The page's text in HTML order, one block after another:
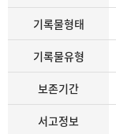
기록물형태
기록물유형
보존기간
서고정보